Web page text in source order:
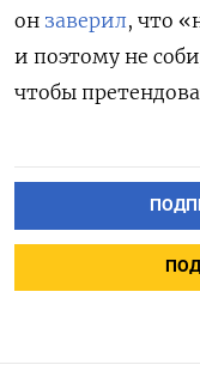
он заверил, что
и поэтому не
чтобы